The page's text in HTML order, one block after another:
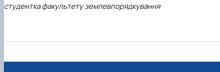
студентка факультету землевпорядкування